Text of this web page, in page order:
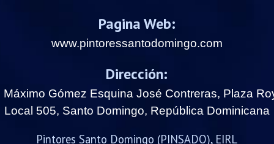
Pagina Web:
www.pintoressantodomingo.com
Dirección:
Máximo Gómez Esquina José Contreras, Plaza
Local 505, Santo Domingo, República Dominicana
Pintores Santo Domingo (PINSADO), EIRL